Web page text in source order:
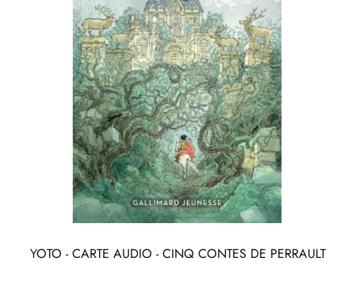
YOTO - CARTE AUDIO - CINQ CONTES DE PERRAULT